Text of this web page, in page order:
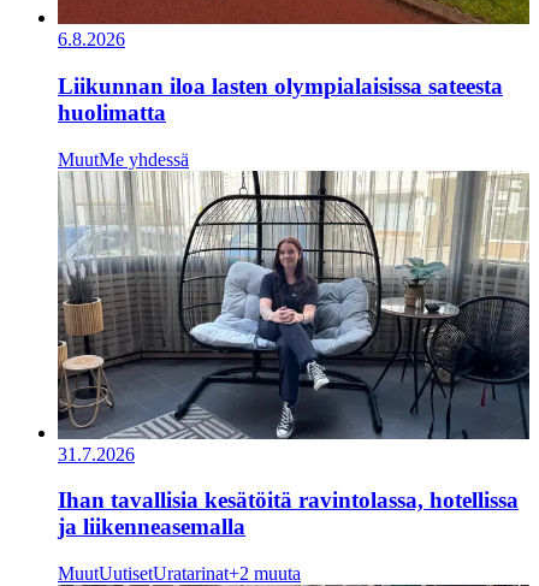
6.8.2026
Liikunnan iloa lasten olympialaisissa sateesta
huolimatta
MuutMe yhdessä
31.7.2026
Ihan tavallisia kesätöitä ravintolassa, hotellissa
ja liikenneasemalla
MuutUutisetUratarinat+2 muuta